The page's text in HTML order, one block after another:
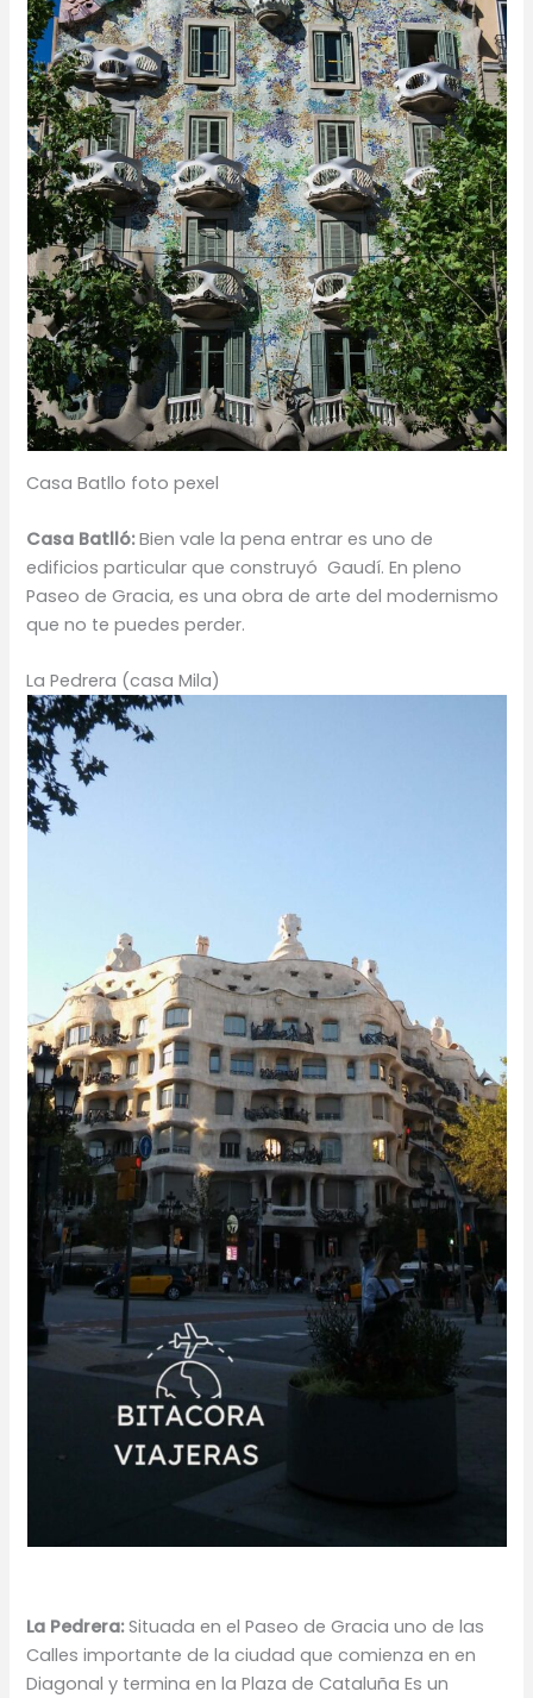
Casa Batllo foto pexel
Casa Batlló:Bien vale la pena entrar es uno de
edificios particular que construyó Gaudí. En pleno
Paseo de Gracia, es una obra de arte del modernismo
que no te puedes perder.
La Pedrera (casa Mila)
La Pedrera:Situada en el Paseo de Gracia uno de las
Calles importante de la ciudad que comienza en en
Diagonal y termina en la Plaza de Cataluña Es un